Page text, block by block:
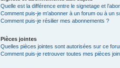
Quelle est la différence entre le signetage et
Comment puis-je m’abonner à un forum ou à un
Comment puis-je résilier mes abonnements ?
Pièces jointes
Quelles pièces jointes sont autorisées sur ce
Comment puis-je retrouver toutes mes pièces